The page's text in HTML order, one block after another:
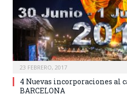
23 FEBRERO, 2017
4 Nuevas incorporaciones al
BARCELONA